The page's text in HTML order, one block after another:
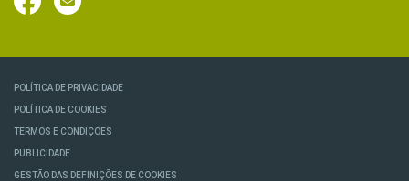
POLÍTICA DE PRIVACIDADE
POLÍTICA DE COOKIES
TERMOS E CONDIÇÕES
PUBLICIDADE
GESTÃO DAS DEFINIÇÕES DE COOKIES